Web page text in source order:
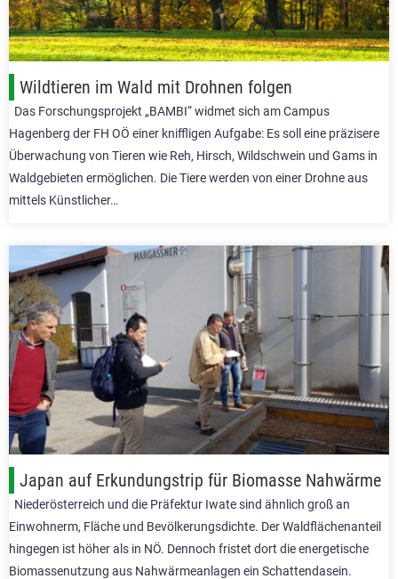
Wildtieren im Wald mit Drohnen folgen
Das Forschungsprojekt „BAMBI“ widmet sich am Campus
Hagenberg der FH OÖ einer kniffligen Aufgabe: Es soll eine präzisere
Überwachung von Tieren wie Reh, Hirsch, Wildschwein und Gams in
Waldgebieten ermöglichen. Die Tiere werden von einer Drohne aus
mittels Künstlicher…
Japan auf Erkundungstrip für Biomasse Nahwärme
Niederösterreich und die Präfektur Iwate sind ähnlich groß an
Einwohnerm, Fläche und Bevölkerungsdichte. Der Waldflächenanteil
hingegen ist höher als in NÖ. Dennoch fristet dort die energetische
Biomassenutzung aus Nahwärmeanlagen ein Schattendasein.